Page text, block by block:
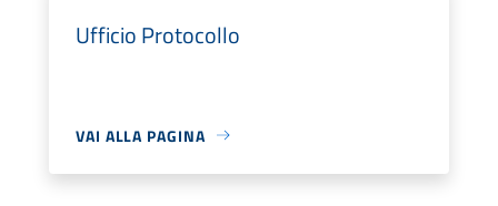
Ufficio Protocollo
VAI ALLA PAGINA